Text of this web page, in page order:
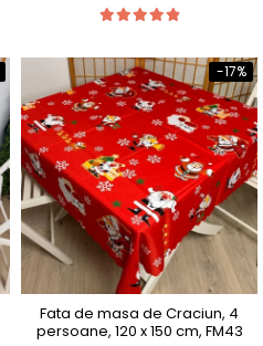
-17%
Fata de masa de Craciun, 4
persoane, 120 x 150 cm, FM43